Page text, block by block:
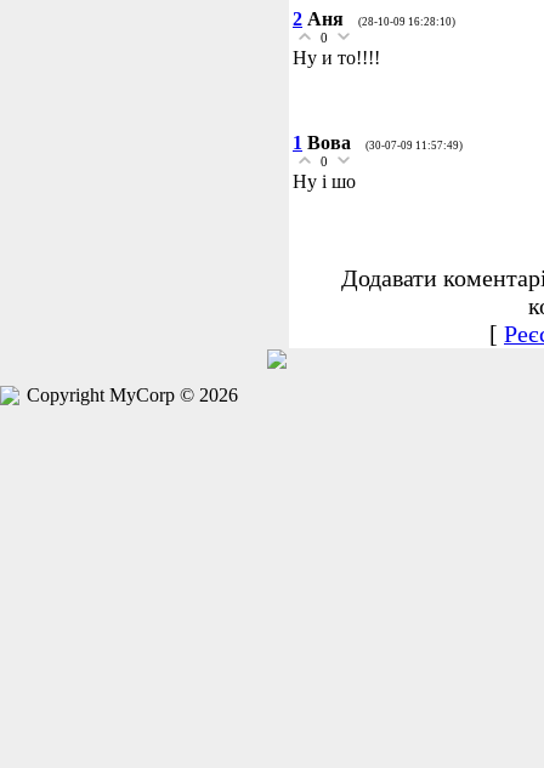
2 Аня (28-10-09 16:28:10)
0
Ну и то!!!!
1 Вова (30-07-09 11:57:49)
0
Ну і шо
Додавати
[
Copyright MyCorp © 2026